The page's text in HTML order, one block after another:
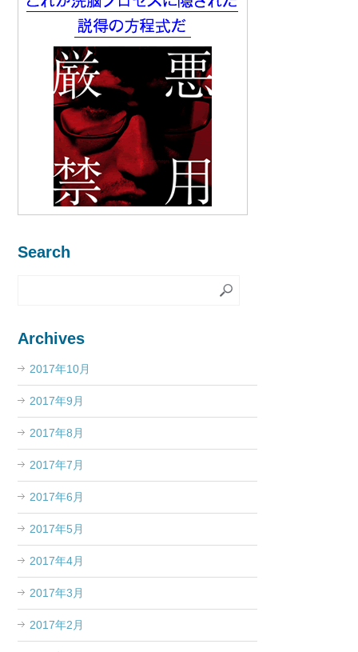
Search
Archives
2017年10月
2017年9月
2017年8月
2017年7月
2017年6月
2017年5月
2017年4月
2017年3月
2017年2月